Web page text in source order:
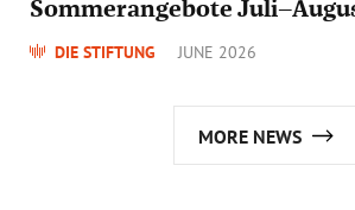
Sommerangebote
DIE STIFTUNG JUNE 2026
MORE NEWS